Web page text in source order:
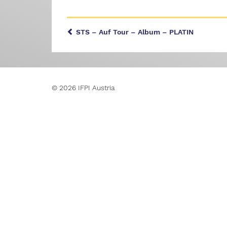
STS – Auf Tour – Album – PLATIN
© 2026 IFPI Austria